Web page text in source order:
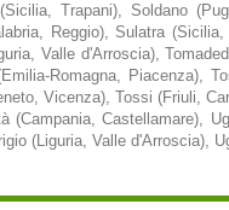
Trapani), Soldano
Reggio), Sulatra
Valle d'Arroscia),
Romagna, Piacenza),
Vicenza), Tossi (Friuli,
(Campania, Castellamare),
(Liguria, Valle d'Arroscia),